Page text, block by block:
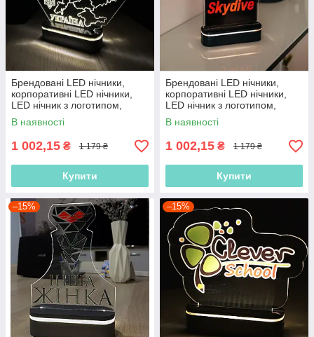
Брендовані LED нічники,
корпоративні LED нічники,
LED нічник з логотипом,
нічник з акумулятором
В наявності
1 002,15 ₴ 1 179 ₴
Купити
Брендовані LED нічники,
корпоративні LED нічники,
LED нічник з логотипом,
нічник з акумулятором
В наявності
1 002,15 ₴ 1 179 ₴
Купити
–15% –15%